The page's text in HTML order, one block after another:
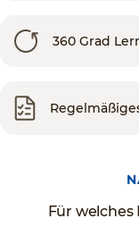
360 Grad
Für welches